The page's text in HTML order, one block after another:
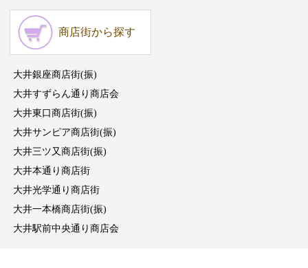
商店街から探す
大井銀座商店街(振)
大井すずらん通り商店会
大井東口商店街(振)
大井サンピア商店街(振)
大井三ツ又商店街(振)
大井本通り商店街
大井光学通り商店街
大井一本橋商店街(振)
大井駅前中央通り商店会